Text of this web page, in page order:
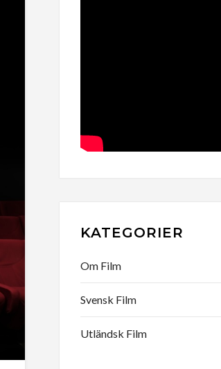
KATEGORIER
Om Film
Svensk Film
Utländsk Film